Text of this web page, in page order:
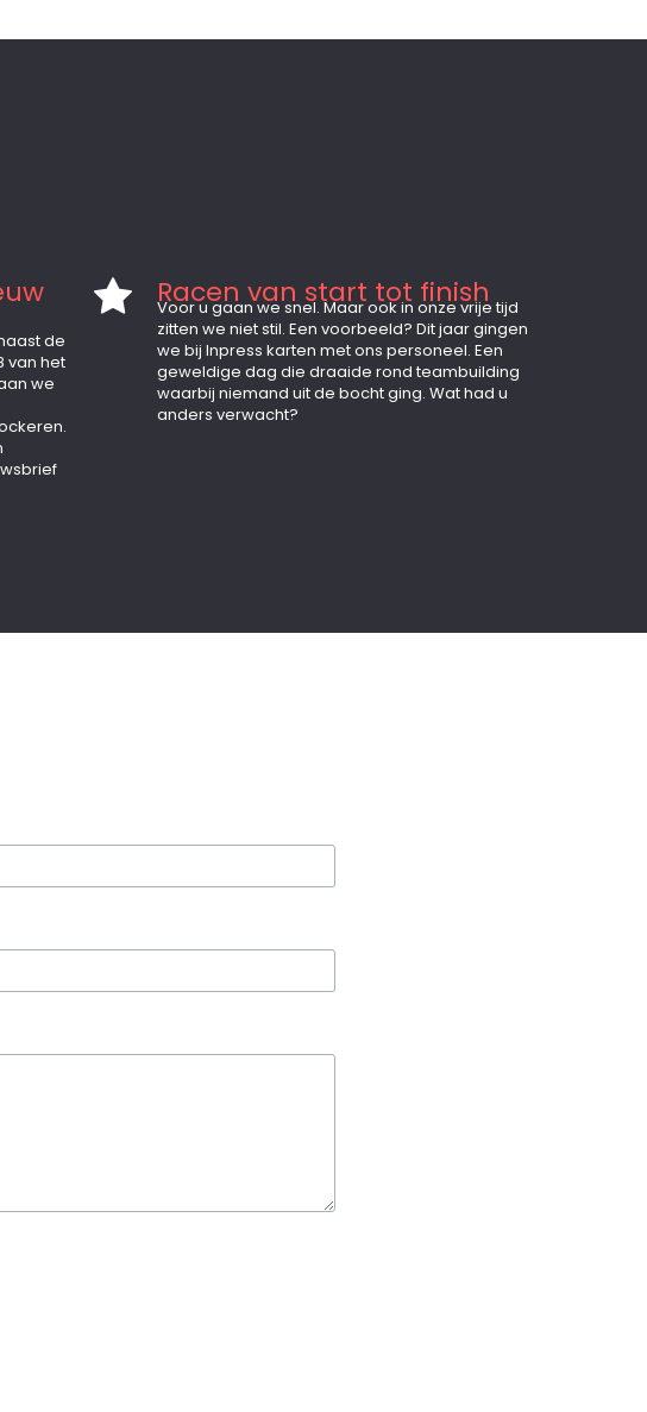
de
van het
we
Racen van start tot finish
Voor u gaan we snel. Maar ook in onze vrije tijd
zitten we niet stil. Een voorbeeld? Dit jaar gingen
we bij Inpress karten met ons personeel. Een
geweldige dag die draaide rond teambuilding
waarbij niemand uit de bocht ging. Wat had u
anders verwacht?